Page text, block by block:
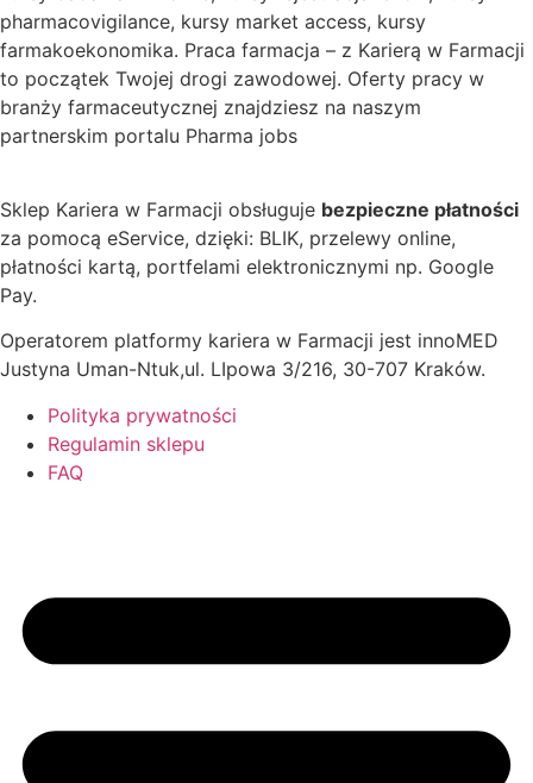
pharmacovigilance, kursy market access, kursy
farmakoekonomika. Praca farmacja – z Karierą w Farmacji
to początek Twojej drogi zawodowej. Oferty pracy w
branży farmaceutycznej znajdziesz na naszym
partnerskim portalu Pharma jobs
Sklep Kariera w Farmacji obsługuje bezpieczne płatności
za pomocą eService, dzięki: BLIK, przelewy online,
płatności kartą, portfelami elektronicznymi np. Google
Pay.
Operatorem platformy kariera w Farmacji jest innoMED
Justyna Uman-Ntuk,ul. LIpowa 3/216, 30-707 Kraków.
Polityka prywatności
Regulamin sklepu
FAQ